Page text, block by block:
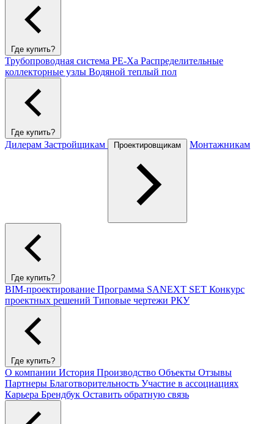
Где купить?
Трубопроводная система PE-Xa Распределительные
коллекторные узлы Водяной теплый пол
Где купить?
Дилерам Застройщикам Проектировщикам Монтажникам
Где купить?
BIM-проектирование Программа SANEXT SET Конкурс
проектных решений Типовые чертежи РКУ
Где купить?
О компании История Производство Объекты Отзывы
Партнеры Благотворительность Участие в ассоциациях
Карьера Брендбук Оставить обратную связь